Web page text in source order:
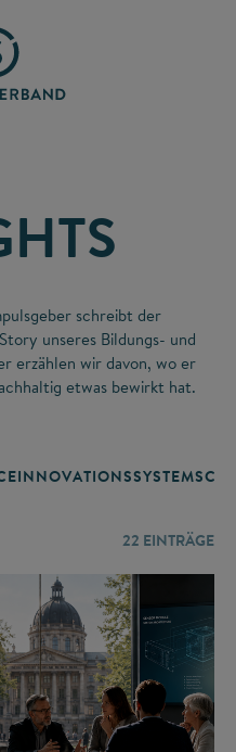
schreibt der
unseres Bildungs- und
erzählen wir davon, wo er
etwas bewirkt hat.
INNOVATIONSSYSTEM
22 EINTRÄGE